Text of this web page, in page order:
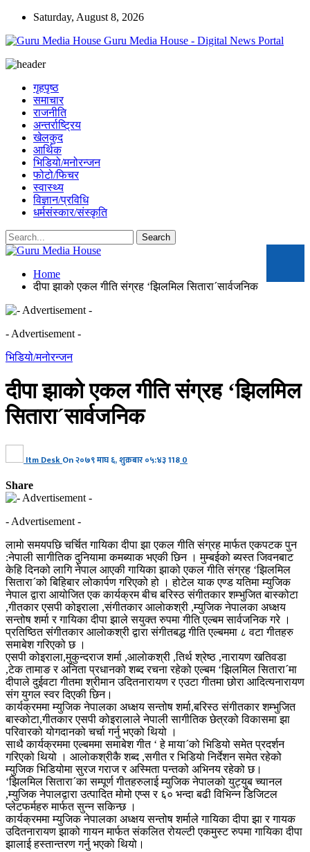
Saturday, August 8, 2026
Guru Media House - Digital News Portal
गृहपृष्ठ
समाचार
राजनीति
अन्तर्राष्ट्रिय
खेलकुद
आर्थिक
भिडियो/मनोरन्जन
फोटो/फिचर
स्वास्थ्य
विज्ञान/प्रविधि
धर्मसंस्कार/संस्कृति
Home
दीपा झाको एकल गीति संग्रह ‘झिलमिल सितारा´सार्वजनिक
- Advertisement -
भिडियो/मनोरन्जन
दीपा झाको एकल गीति संग्रह ‘झिलमिल
सितारा´सार्वजनिक
Itm Desk On२०७९ माघ ६, शुक्रबार ०५:४३118 0
Share
- Advertisement -
लामो समयपछि चर्चित गायिका दीपा झा एकल गीति संग्रह मार्फत एकपटक पुन
:नेपाली सागीतिक दुनियामा कमब्याक भएकी छिन । मुम्बईको ब्यस्त जिवनबाट
केहि दिनको लागि नेपाल आएकी गायिका झाको एकल गीति संग्रह ‘झिलमिल
सितारा´को बिहिबार लोकार्पण गरिएको हो । होटेल याक एण्ड यतिमा म्युजिक
नेपाल द्वारा आयोजित एक कार्यक्रम बीच बरिस्ठ संगीतकार शम्भुजित बास्कोटा
,गीतकार एसपी कोइराला ,संगीतकार आलाेकश्री ,म्युजिक नेपालका अध्क्षय
सन्तोष शर्मा र गायिका दीपा झाले सयुक्त रुपमा गीति एल्बम सार्वजनिक गरे ।
प्रतिष्ठित संगीतकार आलाेकश्री द्वारा संगीतबद्ध गीति एल्बममा ८ वटा गीतहरु
समाबेश गरिएको छ ।
एसपी कोइराला,मुकुन्दराज शर्मा ,आलाेकश्री ,तिर्थ श्रेष्ठ ,नारायण खतिवडा
,टेक तामाङ र अनिता प्रधानको शब्द रचना रहेको एल्बम ‘झिलमिल सितारा´मा
दीपाले दुईवटा गीतमा श्रीमान उदितनारायण र एउटा गीतमा छोरा आदित्यनारायण
संग युगल स्वर दिएकी छिन।
कार्यक्रममा म्युजिक नेपालका अध्क्षय सन्तोष शर्मा,बरिस्ठ संगीतकार शम्भुजित
बास्कोटा,गीतकार एसपी कोइरालाले नेपाली सागीतिक छेत्रको विकासमा झा
परिवारको योगदानको चर्चा गर्नु भएको थियो ।
साथै कार्यक्रममा एल्बममा समाबेश गीत ‘ हे माया´को भिडियो समेत प्रदर्शन
गरिएको थियो । आलाेकश्रीकै शब्द ,सगीत र भिडियो निर्देशन समेत रहेको
म्युजिक भिडियोमा सुरज गराज र अस्मिता पन्तको अभिनय रहेको छ।
‘झिलमिल सितारा´का सम्पूर्ण गीतहरुलाई म्युजिक नेपालको युट्युब च्यानल
,म्युजिक नेपालद्वारा उत्पादित मोमो एप्स र ६० भन्दा बढी विभिन्न डिजिटल
प्लेटफर्महरु मार्फत सुन्न सकिन्छ ।
कार्यक्रममा म्युजिक नेपालका अध्क्षय सन्तोष शर्माले गायिका दीपा झा र गायक
उदितनारायण झाको गायन मार्फत संकलित रोयल्टी एकमुस्ट रुपमा गायिका दीपा
झालाई हस्तान्तरण गर्नु भएको थियो।